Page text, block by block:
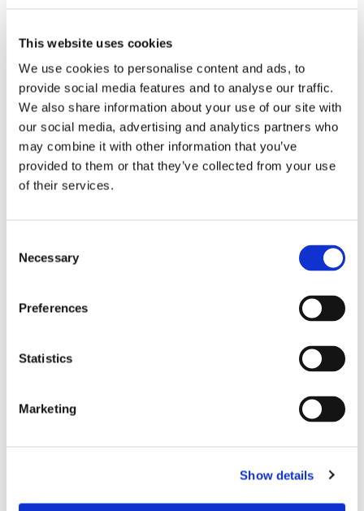
This website uses cookies
We use cookies to personalise content and ads, to
provide social media features and to analyse our traffic.
We also share information about your use of our site with
our social media, advertising and analytics partners who
may combine it with other information that you’ve
provided to them or that they’ve collected from your use
of their services.
Selection
Necessary
Preferences
Statistics
Marketing
Show details
特色主题